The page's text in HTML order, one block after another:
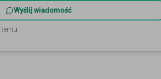
Wyślij wiadomość
temu